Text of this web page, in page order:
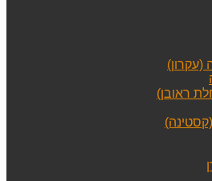
(עקרון)
ראובן)